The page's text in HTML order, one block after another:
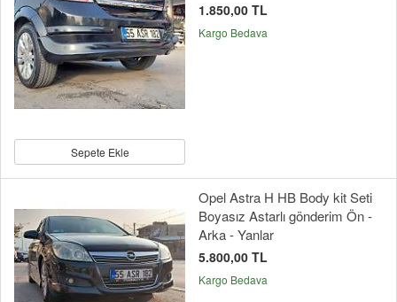
Sepete Ekle
1.850,00 TL
Kargo Bedava
Opel Astra H HB Body kit Seti
Boyasız Astarlı gönderim Ön -
Arka - Yanlar
5.800,00 TL
Kargo Bedava